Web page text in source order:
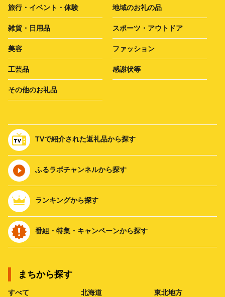
旅行・イベント・体験 地域のお礼の品
雑貨・日用品 スポーツ・アウトドア
美容 ファッション
工芸品 感謝状等
その他のお礼品
TVで紹介された返礼品から探す
ふるラボチャンネルから探す
ランキングから探す
番組・特集・キャンペーンから探す
まちから探す
すべて 北海道 東北地方